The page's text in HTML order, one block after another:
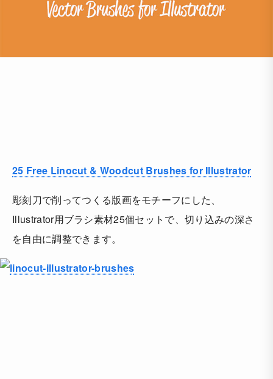
25 Free Linocut & Woodcut Brushes for Illustrator
彫刻刀で削ってつくる版画をモチーフにした、
Illustrator用ブラシ素材25個セットで、切り込みの深さ
を自由に調整できます。